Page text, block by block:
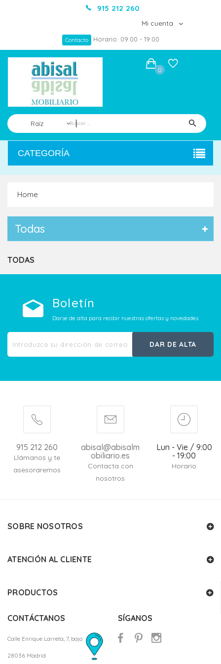
915 212 260
Mi cuenta
Contacto Horario: 09:00 - 19:00
Raíz
0
CATEGORÍA
Home
Todas
TODAS
Boletín
Darse de alta para recibir nuestras ofertas y novedades
DAR DE ALTA
915 212 260
Llámanos y te
asesoraremos
abisal@abisalm
obiliario.es
Contacta con
nosotros
Lun - Vie / 9:00
- 19:00
Horario
SOBRE NOSOTROS
ATENCIÓN AL CLIENTE
PRODUCTOS
CONTÁCTANOS
Calle Enrique Larreta, 7, bajo
28036 Madrid
SÍGANOS